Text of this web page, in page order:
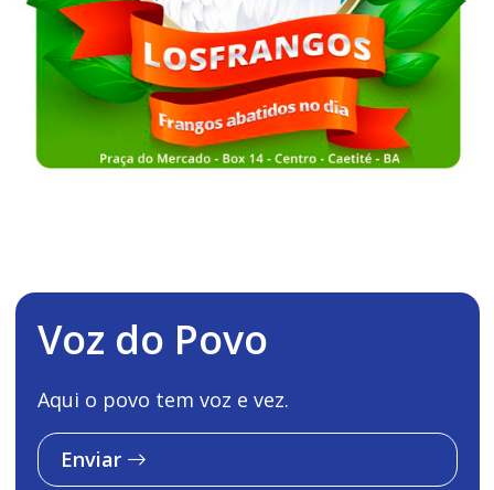
Voz do Povo
Aqui o povo tem voz e vez.
Enviar